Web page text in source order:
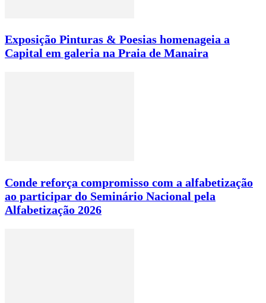
Exposição Pinturas & Poesias homenageia a
Capital em galeria na Praia de Manaira
Conde reforça compromisso com a alfabetização
ao participar do Seminário Nacional pela
Alfabetização 2026